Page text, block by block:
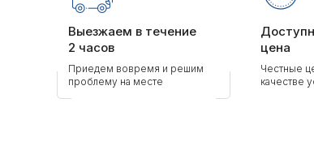
Приедем вовремя и решим
проблему на месте
Выезжаем в течение
2 часов
Честные
качестве
цена